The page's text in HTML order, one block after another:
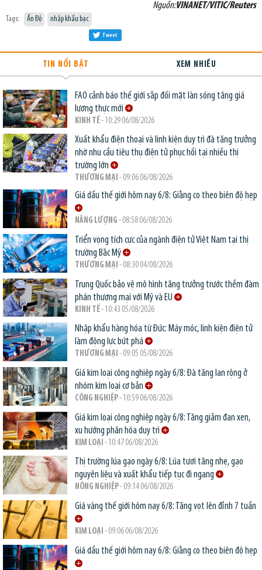
Nguồn:VINANET/VITIC/Reuters
Tags: Ấn Độ nhập khẩu bạc
Tweet
TIN NỔI BẬT XEM NHIỀU
FAO cảnh báo thế giới sắp đối mặt làn sóng tăng giá
lương thực mới
KINH TẾ- 10:29 06/08/2026
Xuất khẩu điện thoại và linh kiện duy trì đà tăng trưởng
nhờ nhu cầu tiêu thụ điện tử phục hồi tại nhiều thị
trường lớn
THƯƠNG MẠI - 09:06 06/08/2026
Giá dầu thế giới hôm nay 6/8: Giằng co theo biên độ hẹp
NĂNG LƯỢNG - 08:58 06/08/2026
Triển vọng tích cực của ngành điện tử Việt Nam tại thị
trường Bắc Mỹ
THƯƠNG MẠI - 08:30 04/08/2026
Trung Quốc bảo vệ mô hình tăng trưởng trước thềm đàm
phán thương mại với Mỹ và EU
KINH TẾ- 10:43 05/08/2026
Nhập khẩu hàng hóa từ Đức: Máy móc, linh kiện điện tử
làm động lực bứt phá
THƯƠNG MẠI - 09:05 05/08/2026
Giá kim loại công nghiệp ngày 6/8: Đà tăng lan rộng ở
nhóm kim loại cơ bản
CÔNG NGHIỆP- 10:59 06/08/2026
Giá kim loại công nghiệp ngày 6/8: Tăng giảm đan xen,
xu hướng phân hóa duy trì
KIM LOẠI - 10:47 06/08/2026
Thị trường lúa gạo ngày 6/8: Lúa tươi tăng nhẹ, gạo
nguyên liệu và xuất khẩu tiếp tục đi ngang
NÔNG NGHIỆP- 09:14 06/08/2026
Giá vàng thế giới hôm nay 6/8: Tăng vọt lên đỉnh 7 tuần
KIM LOẠI - 09:06 06/08/2026
Giá dầu thế giới hôm nay 6/8: Giằng co theo biên độ hẹp